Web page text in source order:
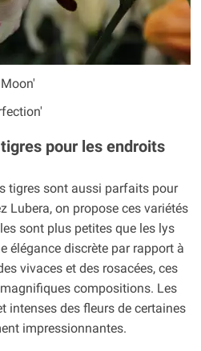
pour les endroits
tigres sont aussi parfaits pour
Lubera, on propose ces variétés
sont plus petites que les lys
élégance discrète par rapport à
vivaces et des rosacées, ces
compositions. Les
intenses des fleurs de certaines
impressionnantes.